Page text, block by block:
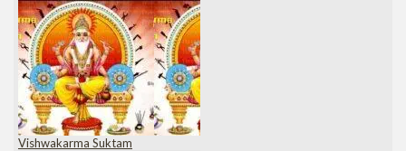
Vishwakarma Suktam